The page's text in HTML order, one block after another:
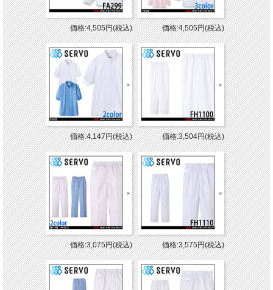
価格:4,505円(税込) 価格:4,505円(税込)
価格:4,147円(税込) 価格:3,504円(税込)
価格:3,075円(税込) 価格:3,575円(税込)